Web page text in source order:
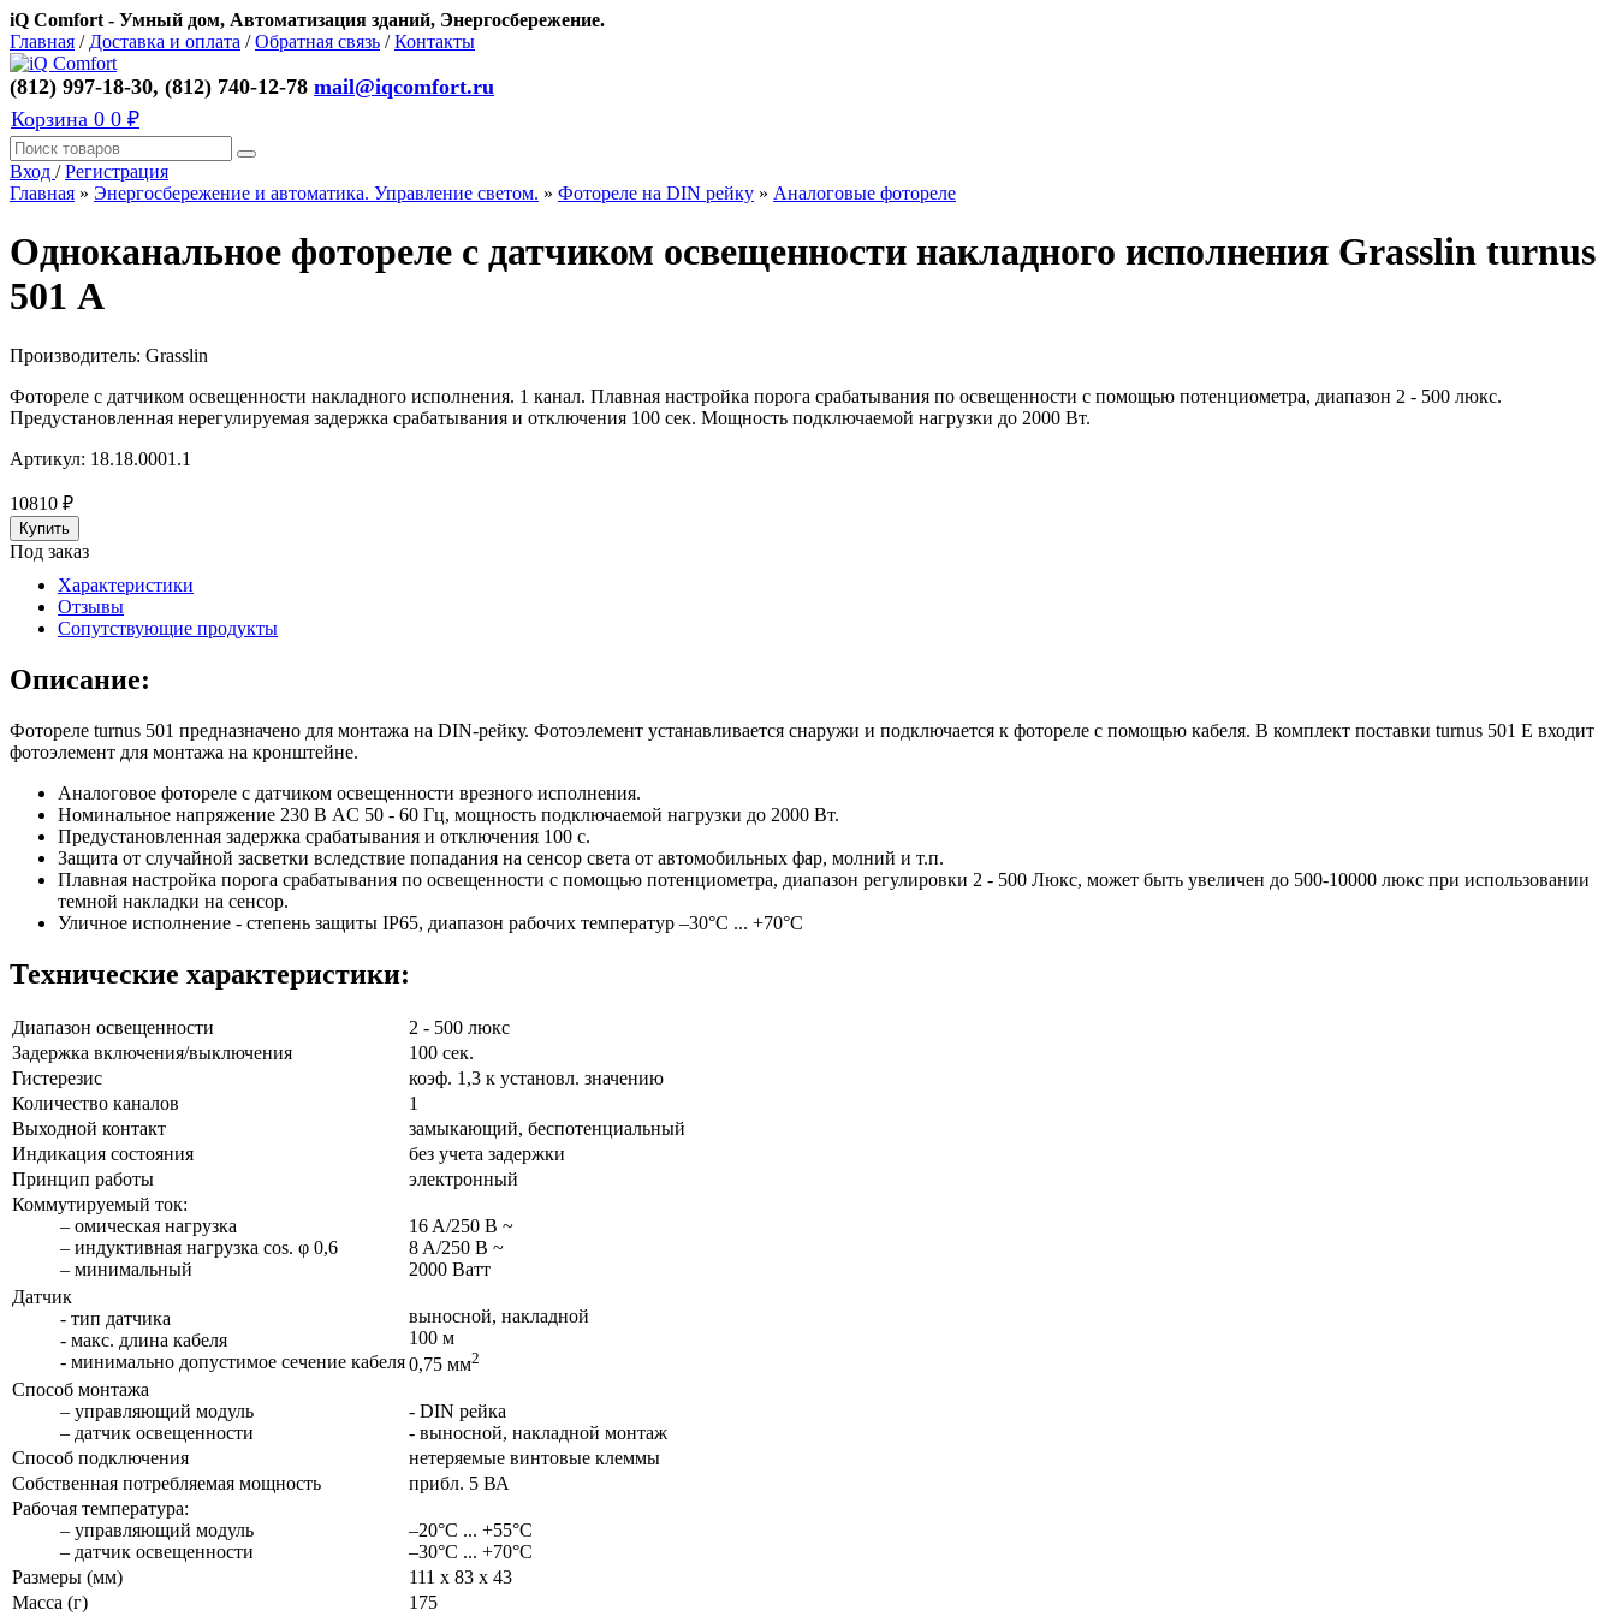
iQ Comfort - Умный дом, Автоматизация зданий, Энергосбережение.
Главная / Доставка и оплата /Обратная связь /Контакты
(812) 997-18-30, (812) 740-12-78 mail@iqcomfort.ru
Корзина 0 0 ₽
Вход /Регистрация
Главная » Энергосбережение и автоматика. Управление светом. » Фотореле на DIN рейку » Аналоговые фотореле
Одноканальное фотореле с датчиком освещенности накладного исполнения Grasslin turnus
501 А
Производитель: Grasslin
Фотореле с датчиком освещенности накладного исполнения. 1 канал. Плавная настройка порога срабатывания по освещенности с помощью потенциометра, диапазон 2 - 500 люкс.
Предустановленная нерегулируемая задержка срабатывания и отключения 100 сек. Мощность подключаемой нагрузки до 2000 Вт.
Артикул: 18.18.0001.1
10810 ₽
Под заказ
Характеристики
Отзывы
Сопутствующие продукты
Описание:
Фотореле turnus 501 предназначено для монтажа на DIN-рейку. Фотоэлемент устанавливается снаружи и подключается к фотореле с помощью кабеля. В комплект поставки turnus 501 Е входит
фотоэлемент для монтажа на кронштейне.
Аналоговое фотореле с датчиком освещенности врезного исполнения.
Номинальное напряжение 230 В AC 50 - 60 Гц, мощность подключаемой нагрузки до 2000 Вт.
Предустановленная задержка срабатывания и отключения 100 с.
Защита от случайной засветки вследствие попадания на сенсор света от автомобильных фар, молний и т.п.
Плавная настройка порога срабатывания по освещенности с помощью потенциометра, диапазон регулировки 2 - 500 Люкс, может быть увеличен до 500-10000 люкс при использовании
темной накладки на сенсор.
Уличное исполнение - степень защиты IP65, диапазон рабочих температур –30°C ... +70°C
Технические характеристики:
Диапазон освещенности
2 - 500 люкс
Задержка включения/выключения
100 сек.
Гистерезис
коэф. 1,3 к установл. значению
Количество каналов
1
Выходной контакт
замыкающий, беспотенциальный
Индикация состояния
без учета задержки
Принцип работы
электронный
Коммутируемый ток:
– омическая нагрузка
– индуктивная нагрузка cos. φ 0,6
– минимальный
16 A/250 В ~
8 A/250 В ~
2000 Ватт
Датчик
- тип датчика
- макс. длина кабеля
- минимально допустимое сечение кабеля
выносной, накладной
100 м
0,75 мм2
Способ монтажа
– управляющий модуль
– датчик освещенности
- DIN рейка
- выносной, накладной монтаж
Способ подключения
нетеряемые винтовые клеммы
Собственная потребляемая мощность
прибл. 5 ВА
Рабочая температура:
– управляющий модуль
– датчик освещенности
–20°C ... +55°C
–30°C ... +70°C
Размеры (мм)
111 x 83 x 43
Масса (г)
175